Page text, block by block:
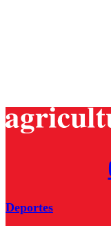
Deportes